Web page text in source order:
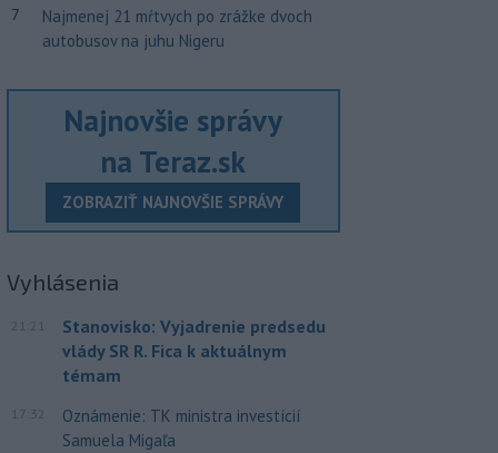
7
Najmenej 21 mŕtvych po zrážke dvoch
autobusov na juhu Nigeru
Najnovšie správy
na Teraz.sk
ZOBRAZIŤ NAJNOVŠIE SPRÁVY
Vyhlásenia
21:21
Stanovisko: Vyjadrenie predsedu
vlády SR R. Fica k aktuálnym
témam
17:32
Oznámenie: TK ministra investícií
Samuela Migaľa